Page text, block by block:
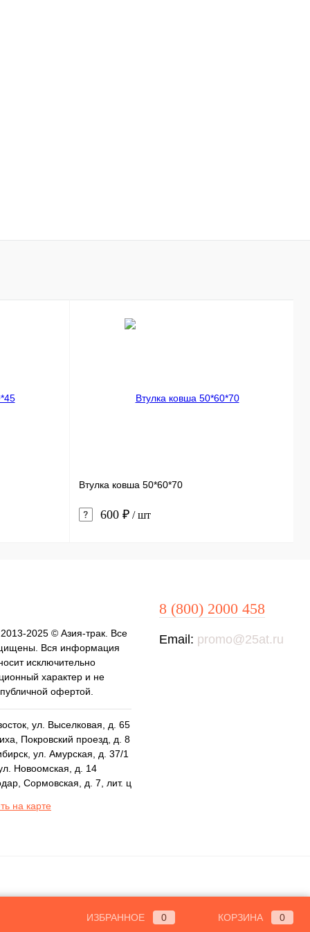
Втулка ковша 50*60*70
600 ₽ / шт
2025 © Азия-трак. Все
Вся информация
исключительно
характер и не
офертой.
ул. Выселковая, д. 65
Покровский проезд, д. 8
ул. Амурская, д. 37/1
Новоомская, д. 14
Сормовская, д. 7, лит. ц
на карте
8 (800) 2000 458
Email: promo@25at.ru
ИЗБРАННОЕ 0 КОРЗИНА 0